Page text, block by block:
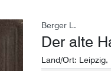
Berger L.
Der alte
Land/Ort: Leipzig,